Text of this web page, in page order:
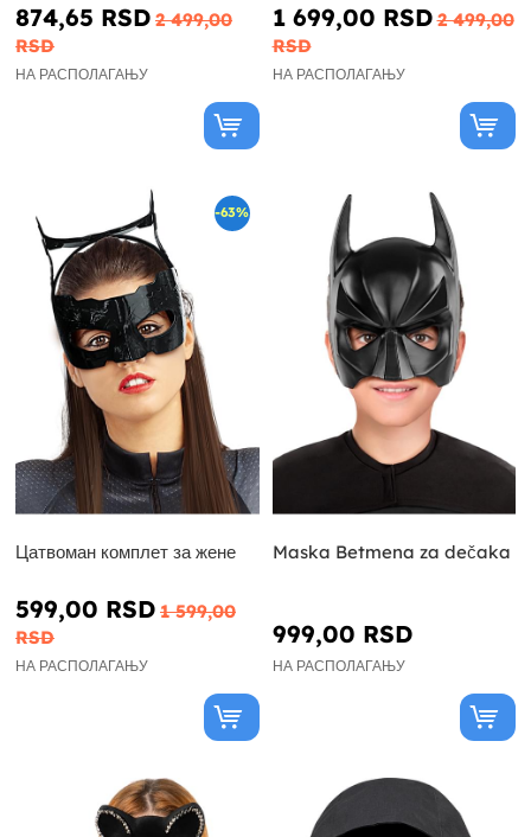
874,65 RSD 2 499,00
RSD
НА РАСПОЛАГАЊУ
1 699,00 RSD 2 499,00
RSD
НА РАСПОЛАГАЊУ
-63%
Цатвоман комплет за жене
599,00 RSD 1 599,00
RSD
НА РАСПОЛАГАЊУ
Maska Betmena za dečaka
999,00 RSD
НА РАСПОЛАГАЊУ